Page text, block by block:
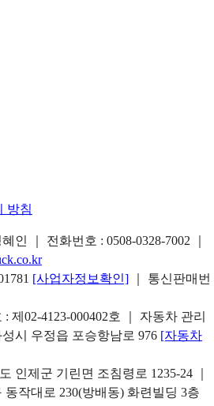
방침
인 ｜ 전화번호 : 0508-0328-7002
[사업자정보확인]
｜ 통신판매번
제02-4123-000402호 ｜ 자동차 관리
시 우정읍 포승항남로 976 [자동차
인제군 기린면 조침령로 1235-24 ｜
작대로 230(방배동) 화련빌딩 3층